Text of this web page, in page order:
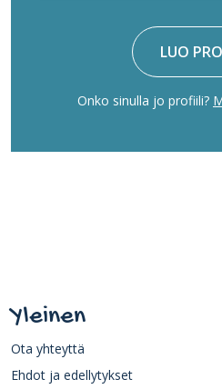
LUO
Onko sinulla jo profiili?
Yleinen
Ota yhteyttä
Ehdot ja edellytykset